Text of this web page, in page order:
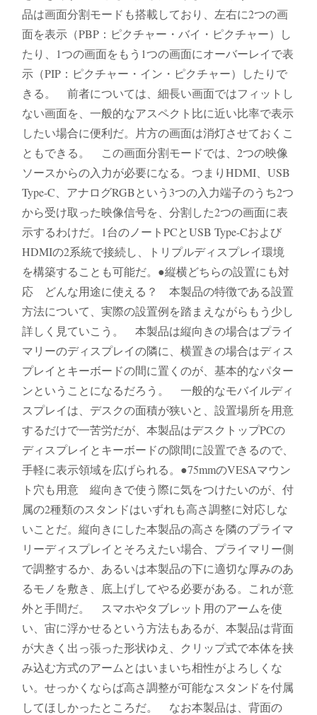
品は画面分割モードも搭載しており、左右に2つの画
面を表示（PBP：ピクチャー・バイ・ピクチャー）し
たり、1つの画面をもう1つの画面にオーバーレイで表
示（PIP：ピクチャー・イン・ピクチャー）したりで
きる。 前者については、細長い画面ではフィットし
ない画面を、一般的なアスペクト比に近い比率で表示
したい場合に便利だ。片方の画面は消灯させておくこ
ともできる。 この画面分割モードでは、2つの映像
ソースからの入力が必要になる。つまりHDMI、USB
Type-C、アナログRGBという3つの入力端子のうち2つ
から受け取った映像信号を、分割した2つの画面に表
示するわけだ。1台のノートPCとUSB Type-Cおよび
HDMIの2系統で接続し、トリプルディスプレイ環境
を構築することも可能だ。●縦横どちらの設置にも対
応 どんな用途に使える？ 本製品の特徴である設置
方法について、実際の設置例を踏まえながらもう少し
詳しく見ていこう。 本製品は縦向きの場合はプライ
マリーのディスプレイの隣に、横置きの場合はディス
プレイとキーボードの間に置くのが、基本的なパター
ンということになるだろう。 一般的なモバイルディ
スプレイは、デスクの面積が狭いと、設置場所を用意
するだけで一苦労だが、本製品はデスクトップPCの
ディスプレイとキーボードの隙間に設置できるので、
手軽に表示領域を広げられる。●75mmのVESAマウン
ト穴も用意 縦向きで使う際に気をつけたいのが、付
属の2種類のスタンドはいずれも高さ調整に対応しな
いことだ。縦向きにした本製品の高さを隣のプライマ
リーディスプレイとそろえたい場合、プライマリー側
で調整するか、あるいは本製品の下に適切な厚みのあ
るモノを敷き、底上げしてやる必要がある。これが意
外と手間だ。 スマホやタブレット用のアームを使
い、宙に浮かせるという方法もあるが、本製品は背面
が大きく出っ張った形状ゆえ、クリップ式で本体を挟
み込む方式のアームとはいまいち相性がよろしくな
い。せっかくならば高さ調整が可能なスタンドを付属
してほしかったところだ。 なお本製品は、背面の